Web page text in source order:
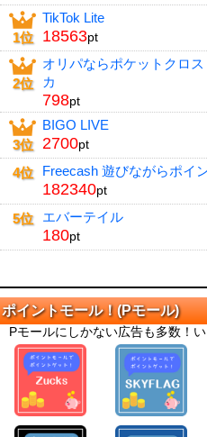
1位
TikTok Lite
18563pt
2位
オリパならポケットクロ
カ
798pt
3位
BIGO LIVE
2700pt
4位 Freecash 遊びながらポイ
182340pt
5位 エバーテイル
180pt
ポイントモール！(Pモール)
Pモールにしかない広告も多数！